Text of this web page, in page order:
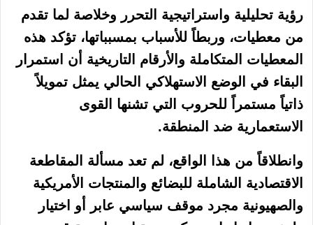
رؤية تحليلية واستراتيجية التحرر وخلاصة لما تقدم
من معطيات، وربطاً للأسباب بمسبباتها، تؤكد هذه
المعطيات المتكاملة والأرقام التاريخية أن استمرار
البقاء في الوضع الاستهلاكي الحالي يمثل تمويلاً
ذاتياً مستمراً للحروب التي تشنها القوى
الاستعمارية ضد المنطقة.
وانطلاقاً من هذا الواقع، لم تعد مسألة المقاطعة
الاقتصادية الشاملة للبضائع والمنتجات الأمريكية
والصهيونية مجرد موقف سياسي عابر أو اختيار